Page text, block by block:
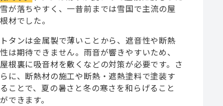
雪が落ちやすく、一昔前までは雪国で主流の屋
根材でした。
トタンは金属製で薄いことから、遮音性や断熱
性は期待できません。雨音が響きやすいため、
屋根裏に吸音材を敷くなどの対策が必要です。さ
らに、断熱材の施工や断熱・遮熱塗料で塗装す
ることで、夏の暑さと冬の寒さを和らげること
ができます。